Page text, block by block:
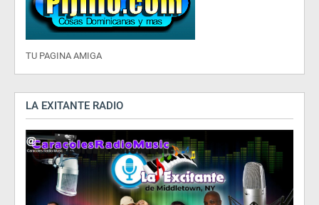
TU PAGINA AMIGA
LA EXITANTE RADIO